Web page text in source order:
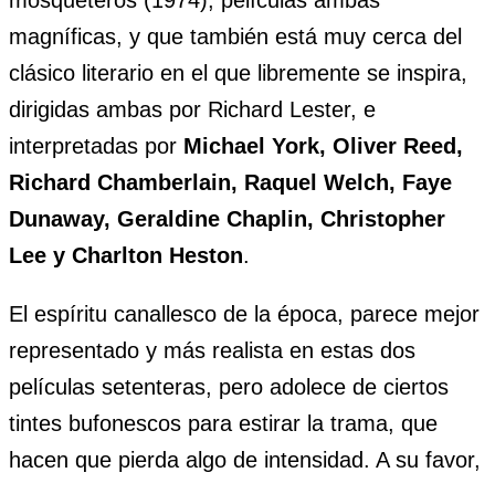
magníficas, y que también está muy cerca del
clásico literario en el que libremente se inspira,
dirigidas ambas por Richard Lester, e
interpretadas por Michael York, Oliver Reed,
Richard Chamberlain, Raquel Welch, Faye
Dunaway, Geraldine Chaplin, Christopher
Lee y Charlton Heston.
El espíritu canallesco de la época, parece mejor
representado y más realista en estas dos
películas setenteras, pero adolece de ciertos
tintes bufonescos para estirar la trama, que
hacen que pierda algo de intensidad. A su favor,